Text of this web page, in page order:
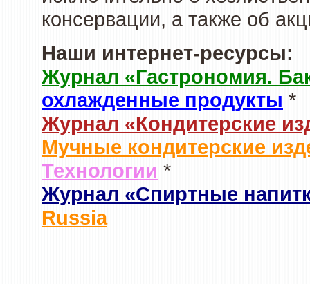
консервации, а также об
Наши интернет-ресурсы:
Журнал «Гастрономия.
охлажденные продукты *
Журнал «Кондитерские
Мучные кондитерские
Технологии *
Журнал «Спиртные
Russia